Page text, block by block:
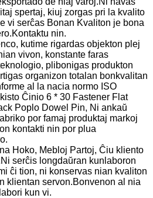
spertaj, kiuj zorgas pri la kvalito
vi serĉas Bonan Kvaliton je bona
nin.
kutime rigardas objekton plej
vivon, konstante faras
plibonigas produkton
organizon totalan bonkvalitan
al la nacia normo ISO
Ĉinio 6 * 30 Fastener Flat
Poplo Dowel Pin, Ni ankaŭ
por famaj produktaj markoj
kontakti nin por plua
Hoko, Mebloj Partoj, Ĉiu kliento
serĉis longdaŭran kunlaboron
ĉi tion, ni konservas nian kvaliton
klientan servon.Bonvenon al nia
kun vi.